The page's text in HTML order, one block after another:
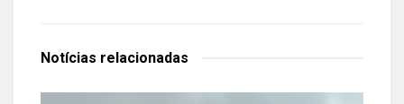
Notícias relacionadas